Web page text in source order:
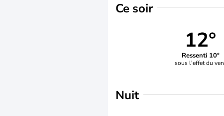
Ce soir
12°
Ressenti 10°
sous l'effet du
Nuit